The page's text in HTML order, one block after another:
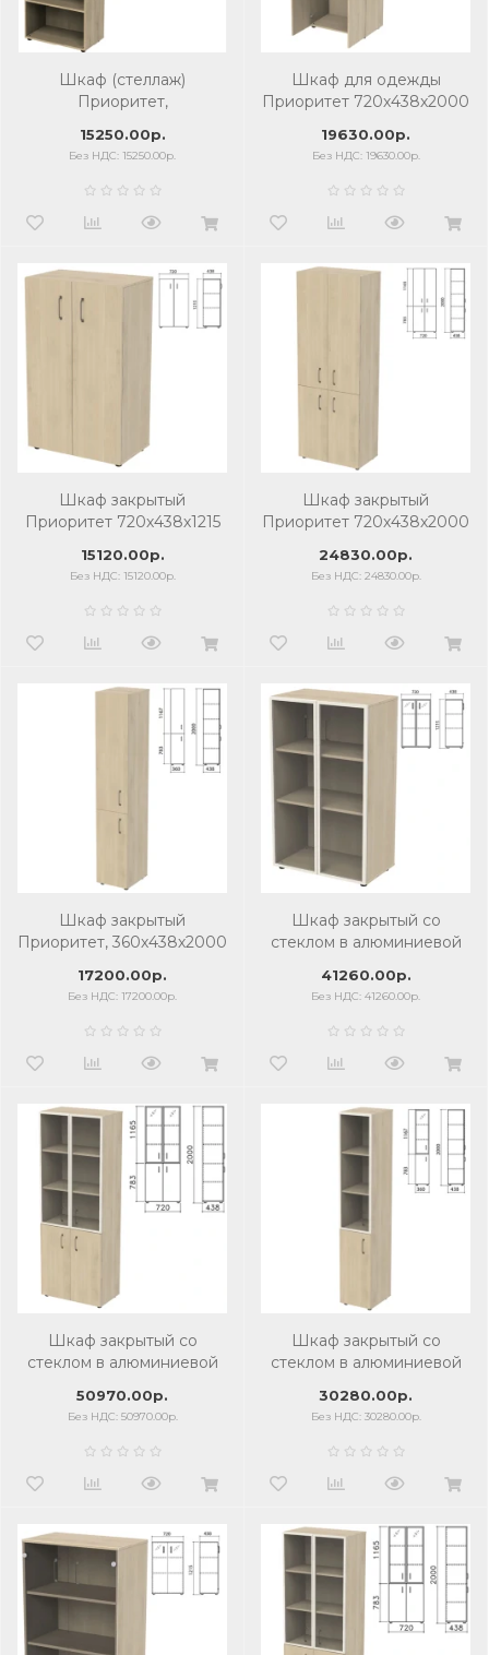
Шкаф (стеллаж)
Приоритет,
полки, кронберг, К-934,
К-934 кронберг
15250.00р.
Без НДС: 15250.00р.
Шкаф для одежды
Приоритет 720х438х2000
19630.00р.
Без НДС: 19630.00р.
Шкаф закрытый
Приоритет 720х438х1215
15120.00р.
Без НДС: 15120.00р.
Шкаф закрытый
Приоритет 720х438х2000
24830.00р.
Без НДС: 24830.00р.
Шкаф закрытый
Приоритет, 360х438х2000
17200.00р.
Без НДС: 17200.00р.
Шкаф закрытый со
стеклом в алюминиевой
720х438х1215 мм, 2 полки,
кронберг
41260.00р.
Без НДС: 41260.00р.
Шкаф закрытый со
стеклом в алюминиевой
720х438х2000 мм, 4
полки, кронберг
50970.00р.
Без НДС: 50970.00р.
Шкаф закрытый со
стеклом в алюминиевой
360х438х2000 мм, 4
полки, кронберг
30280.00р.
Без НДС: 30280.00р.